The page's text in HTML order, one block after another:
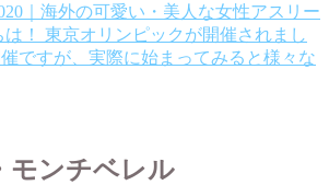
｜海外の可愛い・美人な女性アスリー
は！ 東京オリンピックが開催されまし
ですが、実際に始まってみると様々な
モンチベレル